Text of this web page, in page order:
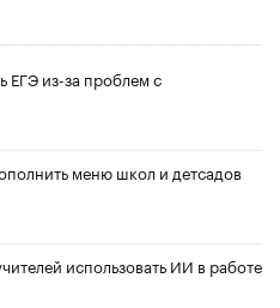
ЕГЭ из-за проблем с
меню школ и детсадов
использовать ИИ в работе